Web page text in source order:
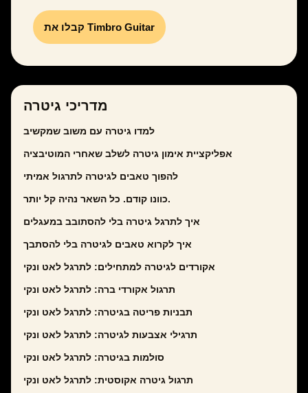
קבלו את Timbro Guitar
מדריכי גיטרה
למדו גיטרה עם משוב שמקשיב
אפליקציית אימון גיטרה לשלב שאחרי המוטיבציה
להפוך טאבים לגיטרה לתרגול אמיתי
כוונו קודם. כל השאר נהיה קל יותר.
איך לתרגל גיטרה בלי להסתובב במעגלים
איך לקרוא טאבים לגיטרה בלי להסתבך
אקורדים לגיטרה למתחילים: לתרגל לאט ונקי
תרגול אקורדי ברה: לתרגל לאט ונקי
תבניות פריטה בגיטרה: לתרגל לאט ונקי
תרגילי אצבעות לגיטרה: לתרגל לאט ונקי
סולמות בגיטרה: לתרגל לאט ונקי
תרגול גיטרה אקוסטית: לתרגל לאט ונקי